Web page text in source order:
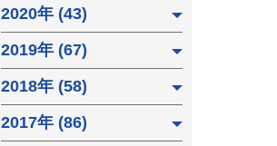
2020年 (43)
2019年 (67)
2018年 (58)
2017年 (86)